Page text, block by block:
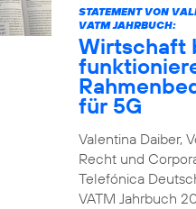
STATEMENT VON
VATM JAHRBUCH:
Wirtschaft
für 5G
Valentina Daiber,
Recht und
Telefónica
VATM Jahrbuch